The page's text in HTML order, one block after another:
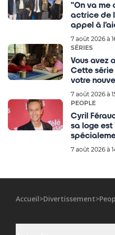
"On va me
actrice de
appel à
pour l'aider
7 août 2026 à
SÉRIES
Vous avez
Cette
votre
Video
7 août 2026 à
PEOPLE
Cyril
sa loge
exigence
7 août 2026 à
Accueil>Divertissement>